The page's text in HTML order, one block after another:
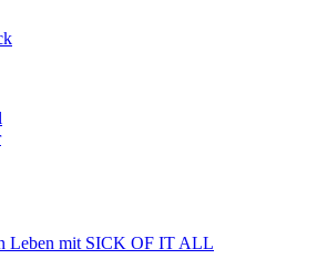
Leben mit SICK OF IT ALL